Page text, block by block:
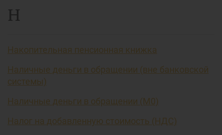
Н
Накопительная пенсионная книжка
Наличные деньги в обращении (вне банковской
системы)
Наличные деньги в обращении (М0)
Налог на добавленную стоимость (НДС)